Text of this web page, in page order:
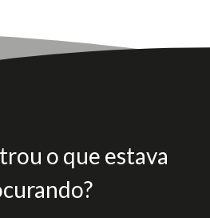
o que estava